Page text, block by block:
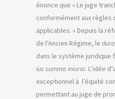
énonce que « Le juge
conformément aux règles
applicables. » Depuis la
de l’Ancien Régime, le
dans le système juridique
ius summa iniuria. L’idée
exceptionnel à l’équité
permettant au juge de